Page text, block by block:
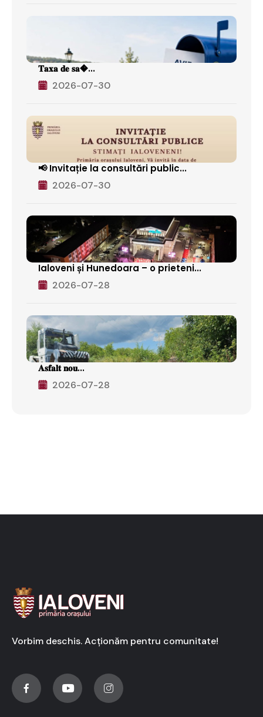
𝐓𝐚𝐱𝐚 𝐝𝐞 𝐬𝐚�...
2026-07-30
📢 Invitație la consultări public...
2026-07-30
Ialoveni și Hunedoara – o prieteni...
2026-07-28
𝐀𝐬𝐟𝐚𝐥𝐭 𝐧𝐨𝐮...
2026-07-28
Vorbim deschis. Acționăm pentru comunitate!